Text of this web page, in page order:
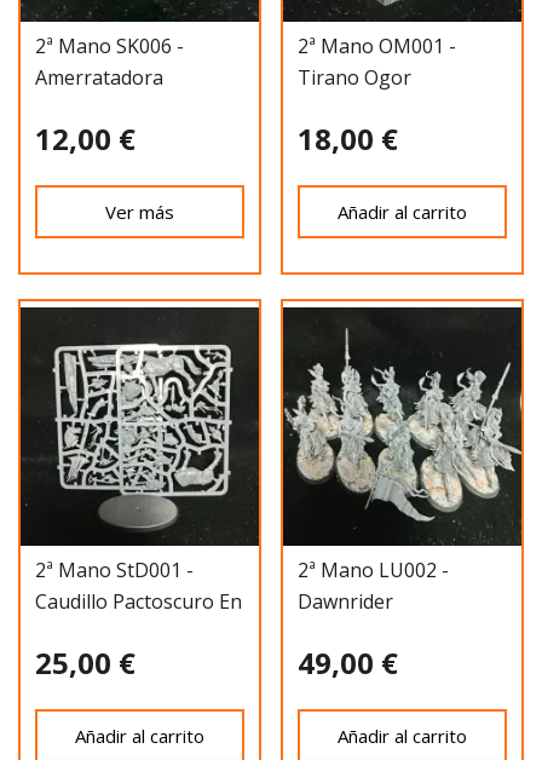
2ª Mano SK006 -
Amerratadora
12,00 €
Ver más
2ª Mano OM001 -
Tirano Ogor
18,00 €
Añadir al carrito
2ª Mano StD001 -
Caudillo Pactoscuro En
25,00 €
Añadir al carrito
2ª Mano LU002 -
Dawnrider
49,00 €
Añadir al carrito